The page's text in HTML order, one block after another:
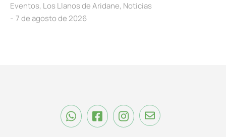
Eventos, Los Llanos de Aridane, Noticias
7 de agosto de 2026